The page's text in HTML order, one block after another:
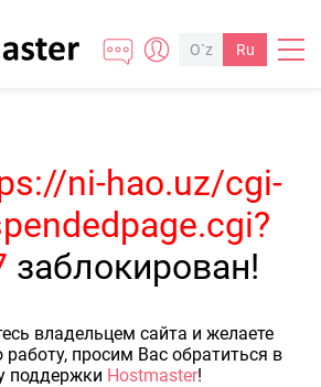
O`z Ru
ni-hao.uz/cgi-
заблокирован!
владельцем сайта и желаете
работу, просим Вас обратиться в
поддержки Hostmaster!